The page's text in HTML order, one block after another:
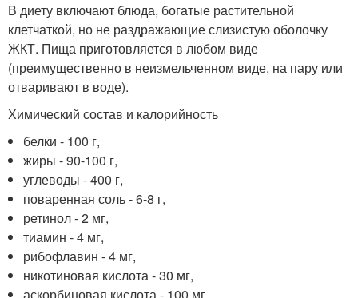
В диету включают блюда, богатые растительной
клетчаткой, но не раздражающие слизистую оболочку
ЖКТ. Пища приготовляется в любом виде
(преимущественно в неизмельченном виде, на пару или
отваривают в воде).
Химический состав и калорийность
белки - 100 г,
жиры - 90-100 г,
углеводы - 400 г,
поваренная соль - 6-8 г,
ретинол - 2 мг,
тиамин - 4 мг,
рибофлавин - 4 мг,
никотиновая кислота - 30 мг,